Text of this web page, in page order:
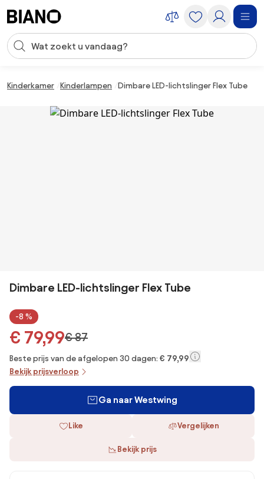
Zoekopdracht invoeren
Kinderkamer Kinderlampen Dimbare LED-lichtslinger Flex Tube
Dimbare LED-lichtslinger Flex Tube
-8 %
€ 79,99€ 87
Beste prijs van de afgelopen 30 dagen: € 79,99
Bekijk prijsverloop
Ga naar Westwing
Like Vergelijken
Bekijk prijs